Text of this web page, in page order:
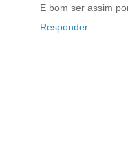
E bom ser assim
Responder